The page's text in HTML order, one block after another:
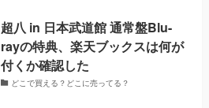
超八 in 日本武道館 通常盤Blu-
rayの特典、楽天ブックスは何が
付くか確認した
どこで買える？どこに売ってる？